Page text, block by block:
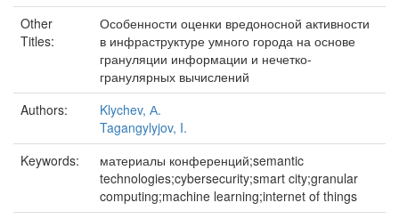
Other
Titles:
Особенности оценки вредоносной активности
в инфраструктуре умного города на основе
грануляции информации и нечетко-
гранулярных вычислений
Authors:
Klychev, А.
Tagangylyjov, I.
Keywords:
материалы конференций;semantic
technologies;cybersecurity;smart city;granular
computing;machine learning;internet of things